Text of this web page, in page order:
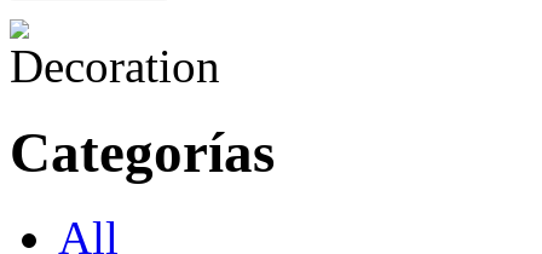
Categorías
All